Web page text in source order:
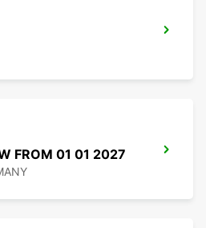
FROM 01 01 2027